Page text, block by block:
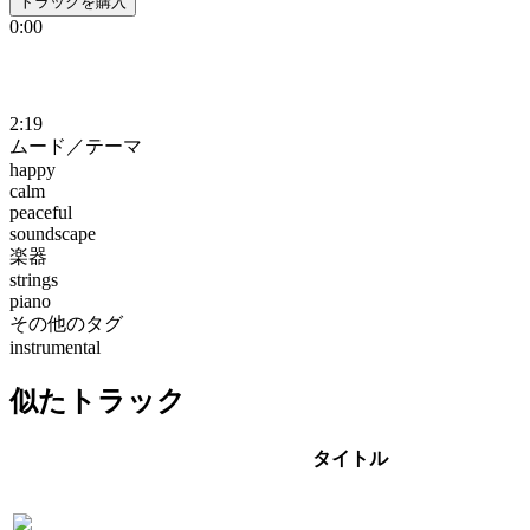
0:00
2:19
ムード／テーマ
happy
calm
peaceful
soundscape
楽器
strings
piano
その他のタグ
instrumental
似たトラック
タイトル